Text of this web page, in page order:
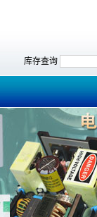
库存查询